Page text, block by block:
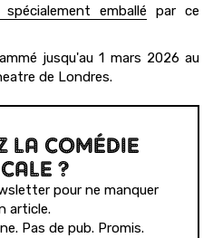
emballé par ce
jusqu'au 1 mars 2026 au
de Londres.
LA COMÉDIE
?
pour ne manquer
article.
Pas de pub. Promis.